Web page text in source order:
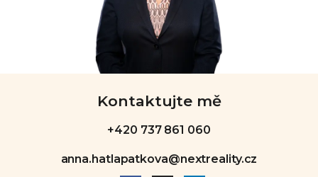
Kontaktujte mě
+420 737 861 060
anna.hatlapatkova@nextreality.cz